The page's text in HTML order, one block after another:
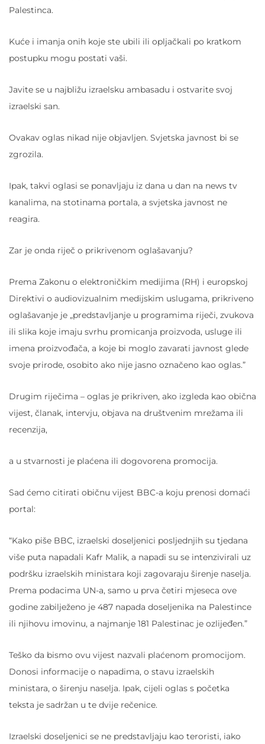
Palestinca.
Kuće i imanja onih koje ste ubili ili opljačkali po kratkom
postupku mogu postati vaši.
Javite se u najbližu izraelsku ambasadu i ostvarite svoj
izraelski san.
Ovakav oglas nikad nije objavljen. Svjetska javnost bi se
zgrozila.
Ipak, takvi oglasi se ponavljaju iz dana u dan na news tv
kanalima, na stotinama portala, a svjetska javnost ne
reagira.
Zar je onda riječ o prikrivenom oglašavanju?
Prema Zakonu o elektroničkim medijima (RH) i europskoj
Direktivi o audiovizualnim medijskim uslugama, prikriveno
oglašavanje je „predstavljanje u programima riječi, zvukova
ili slika koje imaju svrhu promicanja proizvoda, usluge ili
imena proizvođača, a koje bi moglo zavarati javnost glede
svoje prirode, osobito ako nije jasno označeno kao oglas.”
Drugim riječima – oglas je prikriven, ako izgleda kao obična
vijest, članak, intervju, objava na društvenim mrežama ili
recenzija,
a u stvarnosti je plaćena ili dogovorena promocija.
Sad ćemo citirati običnu vijest BBC-a koju prenosi domaći
portal:
“Kako piše BBC, izraelski doseljenici posljednjih su tjedana
više puta napadali Kafr Malik, a napadi su se intenzivirali uz
podršku izraelskih ministara koji zagovaraju širenje naselja.
Prema podacima UN-a, samo u prva četiri mjeseca ove
godine zabilježeno je 487 napada doseljenika na Palestince
ili njihovu imovinu, a najmanje 181 Palestinac je ozlijeđen.”
Teško da bismo ovu vijest nazvali plaćenom promocijom.
Donosi informacije o napadima, o stavu izraelskih
ministara, o širenju naselja. Ipak, cijeli oglas s početka
teksta je sadržan u te dvije rečenice.
Izraelski doseljenici se ne predstavljaju kao teroristi, iako